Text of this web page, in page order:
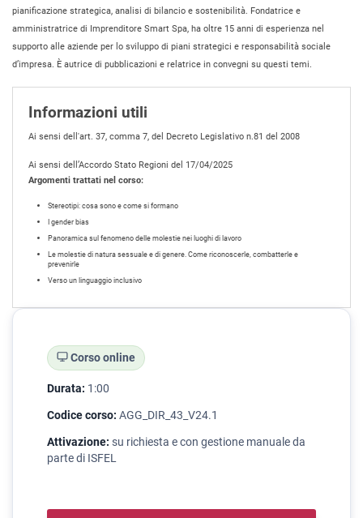
pianificazione strategica, analisi di bilancio e sostenibilità. Fondatrice e
amministratrice di Imprenditore Smart Spa, ha oltre 15 anni di esperienza nel
supporto alle aziende per lo sviluppo di piani strategici e responsabilità sociale
d’impresa. È autrice di pubblicazioni e relatrice in convegni su questi temi.
Informazioni utili
Ai sensi dell'art. 37, comma 7, del Decreto Legislativo n.81 del 2008
Ai sensi dell’Accordo Stato Regioni del 17/04/2025
Argomenti trattati nel corso:
⁠Stereotipi: cosa sono e come si formano
⁠I gender bias
⁠Panoramica sul fenomeno delle molestie nei luoghi di lavoro
⁠Le molestie di natura sessuale e di genere. Come riconoscerle, combatterle e
prevenirle
⁠Verso un linguaggio inclusivo
Corso online
Durata: 1:00
Codice corso: AGG_DIR_43_V24.1
Attivazione: su richiesta e con gestione manuale da
parte di ISFEL